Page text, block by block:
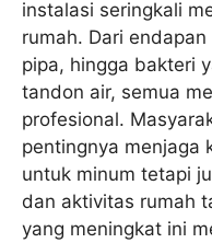
instalasi seringkali
rumah. Dari
pipa, hingga bakteri
tandon air, semua
profesional.
pentingnya menjaga
untuk minum tetapi
dan aktivitas rumah
yang meningkat ini